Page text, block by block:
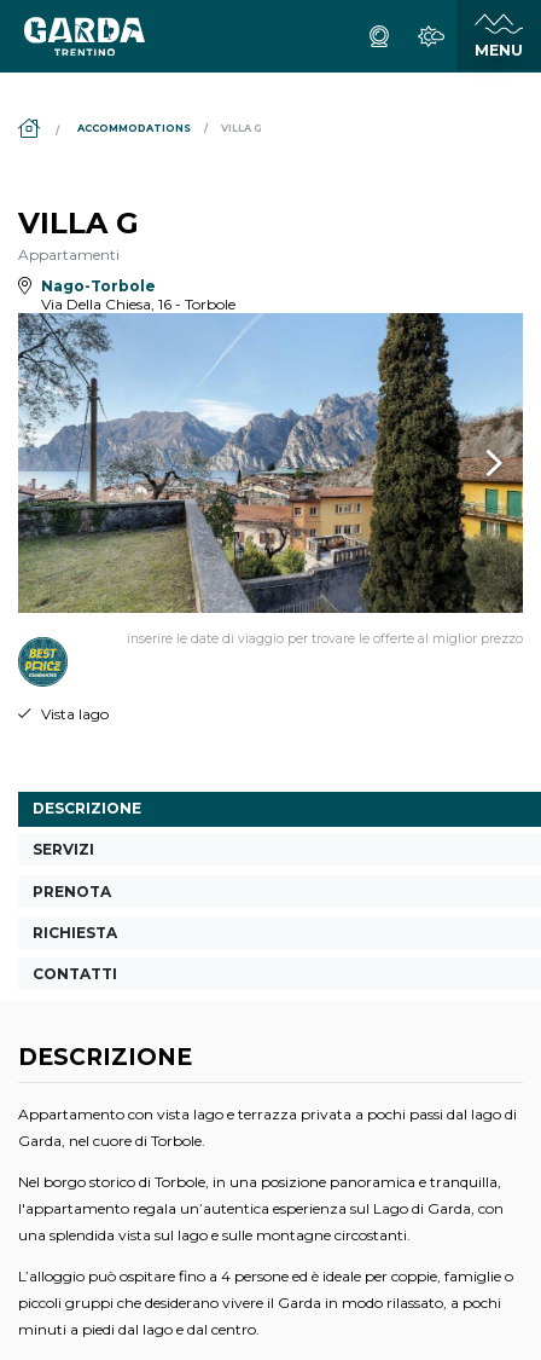
ACCOMMODATIONS VILLA G
VILLA G
Appartamenti
Nago-Torbole
Via Della Chiesa, 16 - Torbole
inserire le date di viaggio per trovare le offerte al miglior prezzo
Vista lago
DESCRIZIONE
SERVIZI
PRENOTA
RICHIESTA
CONTATTI
DESCRIZIONE
Appartamento con vista lago e terrazza privata a pochi passi dal lago di
Garda, nel cuore di Torbole.
Nel borgo storico di Torbole, in una posizione panoramica e tranquilla,
l'appartamento regala un’autentica esperienza sul Lago di Garda, con
una splendida vista sul lago e sulle montagne circostanti.
L’alloggio può ospitare fino a 4 persone ed è ideale per coppie, famiglie o
piccoli gruppi che desiderano vivere il Garda in modo rilassato, a pochi
minuti a piedi dal lago e dal centro.